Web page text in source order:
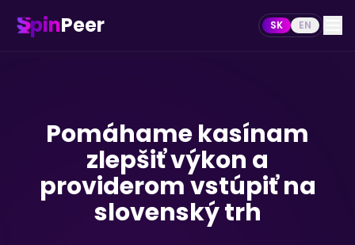
pinPeer SK EN
Pomáhame kasínam
zlepšiť výkon a
providerom vstúpiť na
slovenský trh